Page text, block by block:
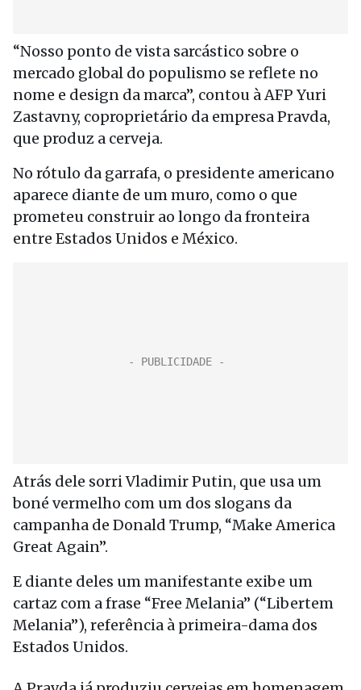
“Nosso ponto de vista sarcástico sobre o
mercado global do populismo se reflete no
nome e design da marca”, contou à AFP Yuri
Zastavny, coproprietário da empresa Pravda,
que produz a cerveja.
No rótulo da garrafa, o presidente americano
aparece diante de um muro, como o que
prometeu construir ao longo da fronteira
entre Estados Unidos e México.
Atrás dele sorri Vladimir Putin, que usa um
boné vermelho com um dos slogans da
campanha de Donald Trump, “Make America
Great Again”.
E diante deles um manifestante exibe um
cartaz com a frase “Free Melania” (“Libertem
Melania”), referência à primeira-dama dos
Estados Unidos.